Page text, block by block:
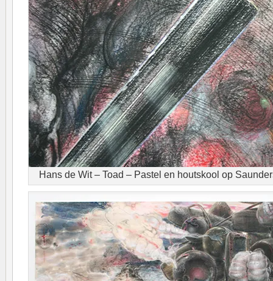
Hans de Wit – Toad – Pastel en houtskool op